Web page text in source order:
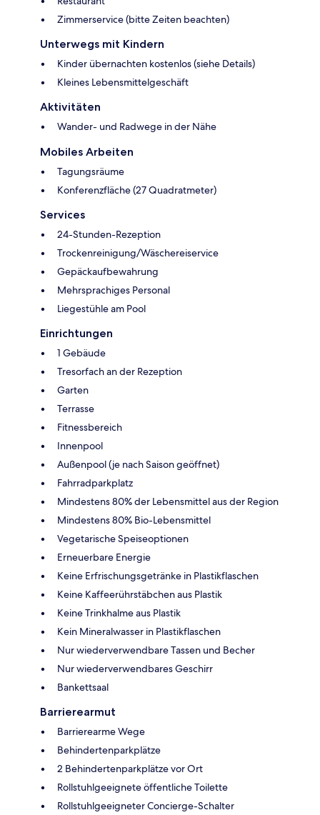
Zimmerservice (bitte Zeiten beachten)
Unterwegs mit Kindern
Kinder übernachten kostenlos (siehe Details)
Kleines Lebensmittelgeschäft
Aktivitäten
Wander- und Radwege in der Nähe
Mobiles Arbeiten
Tagungsräume
Konferenzfläche (27 Quadratmeter)
Services
24-Stunden-Rezeption
Trockenreinigung/Wäschereiservice
Gepäckaufbewahrung
Mehrsprachiges Personal
Liegestühle am Pool
Einrichtungen
1 Gebäude
Tresorfach an der Rezeption
Garten
Terrasse
Fitnessbereich
Innenpool
Außenpool (je nach Saison geöffnet)
Fahrradparkplatz
Mindestens 80% der Lebensmittel aus der Region
Mindestens 80% Bio-Lebensmittel
Vegetarische Speiseoptionen
Erneuerbare Energie
Keine Erfrischungsgetränke in Plastikflaschen
Keine Kaffeerührstäbchen aus Plastik
Keine Trinkhalme aus Plastik
Kein Mineralwasser in Plastikflaschen
Nur wiederverwendbare Tassen und Becher
Nur wiederverwendbares Geschirr
Bankettsaal
Barrierearmut
Barrierearme Wege
Behindertenparkplätze
2 Behindertenparkplätze vor Ort
Rollstuhlgeeignete öffentliche Toilette
Rollstuhlgeeigneter Concierge-Schalter